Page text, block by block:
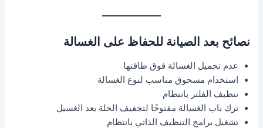
نصائح بعد الصيانة للحفاظ على الغسالة
عدم تحميل الغسالة فوق طاقتها
استخدام مسحوق مناسب لنوع الغسالة
تنظيف الفلتر بانتظام
ترك باب الغسالة مفتوحًا لتجفيف الحلة بعد الغسيل
تشغيل برامج التنظيف الذاتي بانتظام